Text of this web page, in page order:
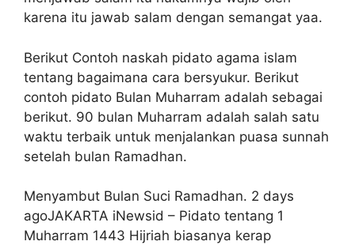
karena itu jawab salam dengan semangat yaa.
Berikut Contoh naskah pidato agama islam
tentang bagaimana cara bersyukur. Berikut
contoh pidato Bulan Muharram adalah sebagai
berikut. 90 bulan Muharram adalah salah satu
waktu terbaik untuk menjalankan puasa sunnah
setelah bulan Ramadhan.
Menyambut Bulan Suci Ramadhan. 2 days
agoJAKARTA iNewsid – Pidato tentang 1
Muharram 1443 Hijriah biasanya kerap